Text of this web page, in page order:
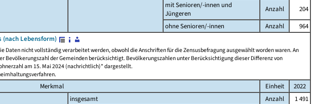
mit Senioren/-innen und
Jüngeren
Anzahl
204
ohne Senioren/-innen
Anzahl
964
(nach Lebensform)
Daten nicht vollständig verarbeitet werden, obwohl die Anschriften für die Zensusbefragung ausgewählt worden waren. An
Bevölkerungszahl der Gemeinden berücksichtigt. Bevölkerungszahlen unter Berücksichtigung dieser Differenz von
am 15. Mai 2024 (nachrichtlich)" dargestellt.
Merkmal Einheit
2022
insgesamt Anzahl
1 491